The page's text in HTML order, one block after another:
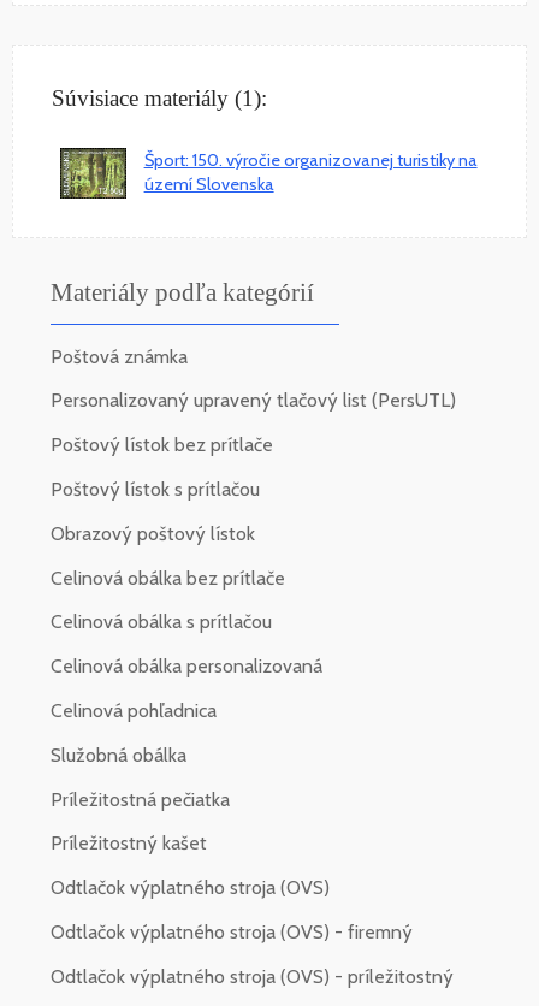
Súvisiace materiály (1):
Šport: 150. výročie organizovanej turistiky na
území Slovenska
Materiály podľa kategórií
Poštová známka
Personalizovaný upravený tlačový list (PersUTL)
Poštový lístok bez prítlače
Poštový lístok s prítlačou
Obrazový poštový lístok
Celinová obálka bez prítlače
Celinová obálka s prítlačou
Celinová obálka personalizovaná
Celinová pohľadnica
Služobná obálka
Príležitostná pečiatka
Príležitostný kašet
Odtlačok výplatného stroja (OVS)
Odtlačok výplatného stroja (OVS) - firemný
Odtlačok výplatného stroja (OVS) - príležitostný